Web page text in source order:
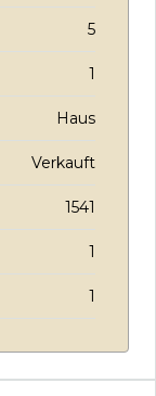
5
1
Haus
Verkauft
1541
1
1